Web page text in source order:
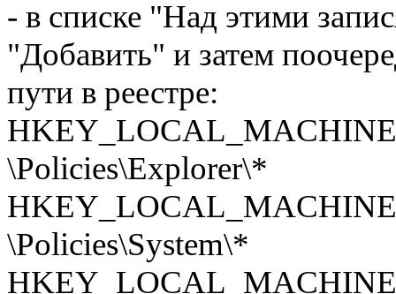
- в списке "Над этими
"Добавить" и затем
пути в реестре:
­\Policies\Explorer\*
­\Policies\System\*